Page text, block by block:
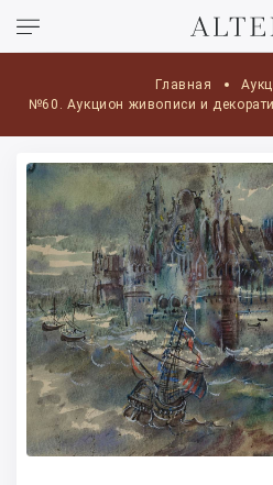
Главная
№60. Аукцион живописи и